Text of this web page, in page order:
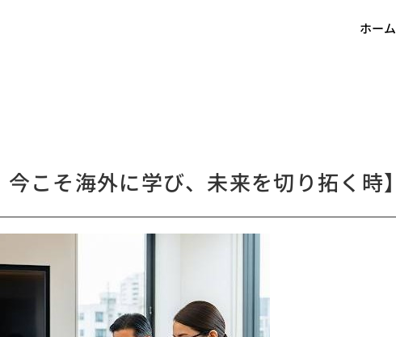
ホーム
こそ海外に学び、未来を切り拓く時】